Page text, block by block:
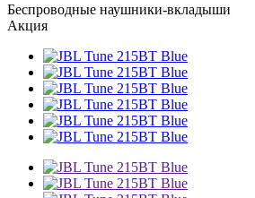
Беспроводные наушники-вкладыши
Акция